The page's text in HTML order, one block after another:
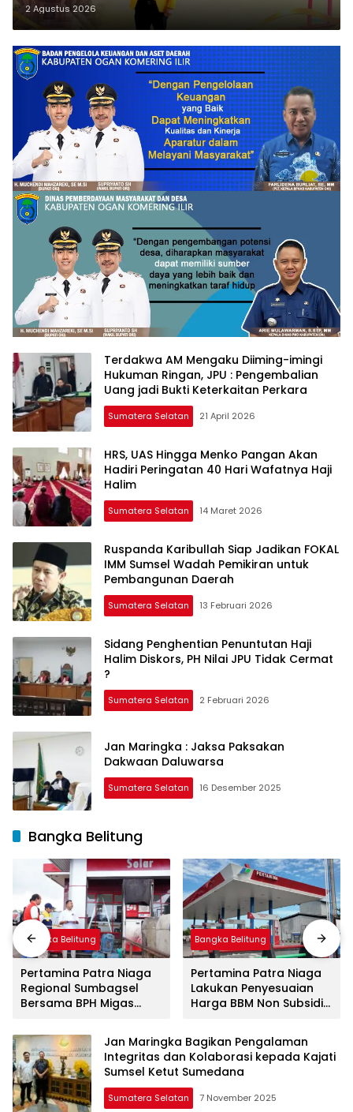
Momentum Perkuat Soliditas
Kader
2 Agustus 2026
Terdakwa AM Mengaku Diiming-imingi
Hukuman Ringan, JPU : Pengembalian
Uang jadi Bukti Keterkaitan Perkara
Sumatera Selatan 21 April 2026
HRS, UAS Hingga Menko Pangan Akan
Hadiri Peringatan 40 Hari Wafatnya Haji
Halim
Sumatera Selatan 14 Maret 2026
Ruspanda Karibullah Siap Jadikan FOKAL
IMM Sumsel Wadah Pemikiran untuk
Pembangunan Daerah
Sumatera Selatan 13 Februari 2026
Sidang Penghentian Penuntutan Haji
Halim Diskors, PH Nilai JPU Tidak Cermat
?
Sumatera Selatan 2 Februari 2026
Jan Maringka : Jaksa Paksakan
Dakwaan Daluwarsa
Sumatera Selatan 16 Desember 2025
Bangka Belitung
Bangka Belitung
Pertamina Patra Niaga
Regional Sumbagsel
Bersama BPH Migas
Penyaluran BBM Subsidi
bagi Nelayan melalui
Aplikasi XSTAR
Bangka Belitung
Pertamina Patra Niaga
Lakukan Penyesuaian
Harga BBM Non Subsidi
Jan Maringka Bagikan Pengalaman
Integritas dan Kolaborasi kepada Kajati
Sumsel Ketut Sumedana
Sumatera Selatan 7 November 2025